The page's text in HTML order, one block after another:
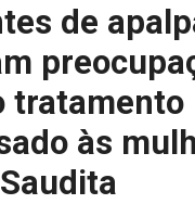
de
tratamento
às